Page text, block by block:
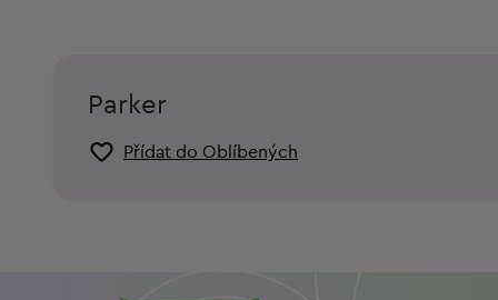
Parker
Přídat do Oblíbených